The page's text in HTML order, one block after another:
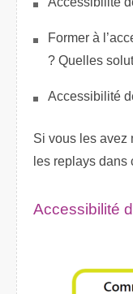
Former à
? Quelles
Accessibilité
Si vous les avez
les replays dans
Accessibilité